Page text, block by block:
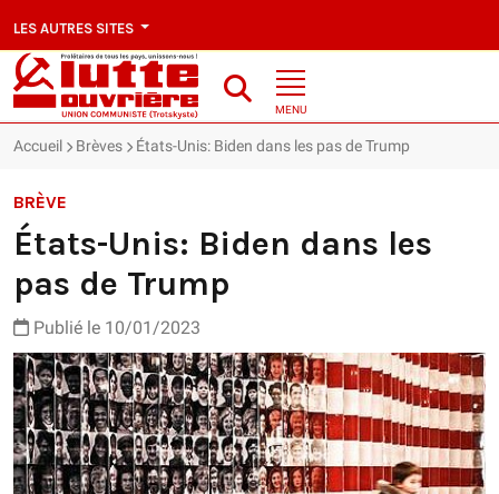
LES AUTRES SITES
MENU
Accueil Brèves États-Unis: Biden dans les pas de Trump
BRÈVE
États-Unis: Biden dans les
pas de Trump
Publié le 10/01/2023